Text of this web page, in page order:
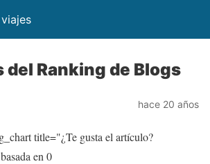
del Ranking de Blogs
hace 20 años
title="¿Te gusta el artículo?
en 0